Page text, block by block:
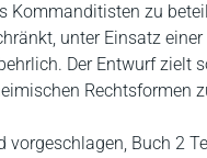
Kommanditisten zu
unter Einsatz
Der Entwurf zielt
Rechtsformen
vorgeschlagen, Buch 2